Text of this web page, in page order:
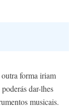
forma iriam
dar-lhes
musicais.